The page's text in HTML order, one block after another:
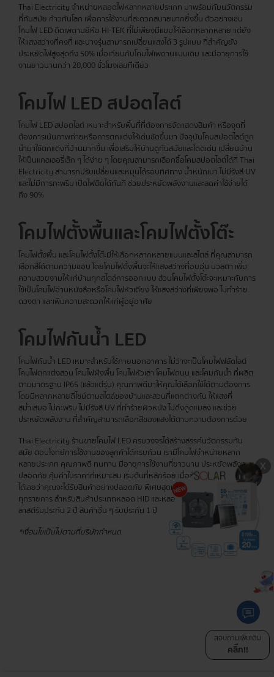
Thai Electricity จำหน่ายหลอดไฟหลากหลายประเภท มาพร้อมกับนวัตกรรม
ที่ทันสมัย ก้าวทันโลก เพื่อการใช้งานที่สะดวกสบายมากยิ่งขึ้น ตัวอย่างเช่น
โคมไฟ LED ติดเพดานยี่ห้อ HI-TEK ที่ไม่เพียงมีแบบให้เลือกหลากหลาย แต่ยัง
ให้แสงสว่างที่คงที่ และบางรุ่นสามารถเปลี่ยนแสงได้ 3 รูปแบบ ที่สำคัญยัง
ประหยัดไฟสูงสุดถึง 50% เมื่อเทียบกับโคมไฟเพดานแบบเดิม และมีอายุการใช้
งานยาวนานกว่า 20,000 ชั่วโมงเลยทีเดียว
โคมไฟ LED สปอตไลต์
โคมไฟ LED สปอตไลต์ เหมาะสำหรับพื้นที่ที่ต้องการจัดแสดงสินค้า หรือจุดที่
ต้องการเน้นภาพถ่ายหรือการตกแต่งให้เด่นชัดขึ้นมา ปัจจุบันโคมสปอตไลต์ถูก
นำมาใช้ตกแต่งที่บ้านมากขึ้น เพื่อเสริมให้บ้านดูทันสมัยและโดดเด่น เปลี่ยนบ้าน
ให้เป็นแกลเลอรี่เล็ก ๆ ได้ง่าย ๆ โดยคุณสามารถเลือกซื้อโคมสปอตไลต์ได้ที่ Thai
Electricity สามารถปรับเปลี่ยนและหมุนได้รอบทิศทาง น้ำหนักเบา ไม่มีรังสี UV
และไม่มีการกะพริบ เปิดไฟติดได้ทันที ช่วยประหยัดพลังงานและลดค่าใช้จ่ายได้
ถึง 90%
โคมไฟตั้งพื้นและโคมไฟตั้งโต๊ะ
โคมไฟตั้งพื้น และโคมไฟตั้งโต๊ะมีให้เลือกหลากหลายแบบและสไตล์ ที่คุณสามารถ
เลือกสีได้ตามความชอบ โดยโคมไฟตั้งพื้นจะให้แสงสว่างที่อบอุ่น นวลตา เพิ่ม
ความสวยงามให้แก่บ้านทุกสไตล์การออกแบบ ส่วนโคมไฟตั้งโต๊ะจะเหมาะกับการ
ใช้เป็นโคมไฟอ่านหนังสือหรือโคมไฟหัวเตียง ให้แสงสว่างที่เพียงพอ ไม่ทำร้าย
ดวงตา และเพิ่มความสะดวกให้แก่ผู้อยู่อาศัย
โคมไฟกันน้ำ LED
โคมไฟกันน้ำ LED เหมาะสำหรับใช้ภายนอกอาคาร ไม่ว่าจะเป็นโคมไฟฟลัดไลต์
โคมไฟตกแต่งสวน โคมไฟฝังพื้น โคมไฟหัวเสา โคมไฟถนน และโคมกันน้ำ ที่ผลิต
ตามมาตรฐาน IP65 (แล้วแต่รุ่น) คุณภาพดีมาให้คุณได้เลือกใช้ได้ตามต้องการ
โดยมีหลากหลายดีไซน์ตามสไตล์ของบ้านและสวนที่แตกต่างกัน ให้แสงที่
สม่ำเสมอ ไม่กะพริบ ไม่มีรังสี UV ที่ทำร้ายผิวหนัง ไม่ดึงดูดแมลง และช่วย
ประหยัดพลังงาน ที่สำคัญสามารถเลือกสีของแสงได้ตามความต้องการด้วย
Thai Electricity ร้านขายโคมไฟ LED ครบวงจรได้สร้างสรรค์นวัตกรรมทัน
สมัย ตอบโจทย์การใช้งานของลูกค้าได้ครบถ้วน เรามีโคมไฟจำหน่ายหลาก
หลายประเภท คุณภาพดี ทนทาน มีอายุการใช้งานที่ยาวนาน ประหยัดพลังงาน
ปลอดภัย คุ้มค่าในราคาที่เหมาะสม เริ่มต้นที่หลักร้อย เมื่อสั่งสินค้ากับเรา มั่นใจ
ได้เลยว่าคุณจะได้รับสินค้าอย่างปลอดภัย พิเศษสุดเมื่อซื้อครบ 400 บาท ส่งฟรี
ทุกรายการ สำหรับสินค้าประเภทหลอด HID และหลอดไส้ รับประกัน 6 เดือน บา
ลาสต์รับประกัน 2 ปี สินค้าอื่น ๆ รับประกัน 1 ปี
*เงื่อนไขเป็นไปตามที่บริษัทกำหนด
สอบถามเพิ่มเติม
คลิ๊ก!!